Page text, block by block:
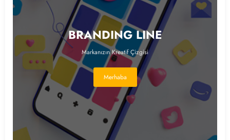
BRANDING LINE
Markanızın Kreatif Çizgisi
Merhaba